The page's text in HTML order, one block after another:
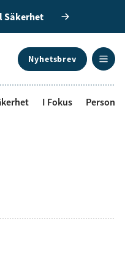
Säkerhet
Nyhetsbrev
I Fokus